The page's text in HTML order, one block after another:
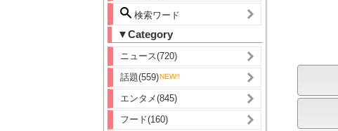
検索ワード
▼Category
ニュース(720)
話題(559)
エンタメ(845)
フード(160)